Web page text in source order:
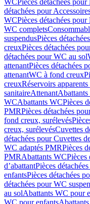
WCPièces détachées
détachées pour
WCPièces détachées
WC complets
suspendusPièces
creuxPièces détachées
détachées pour WC au sol
attenantPièces détachées
attenantWC à fond creux
creuxRéservoirs
sanitaireAttenant
WCAbattants WCPièces
PMRPièces détachées
fond creux, surélevés
creux, surélevésCuvettes
détachées pour Cuvettes
WC adaptés PMRPièces
PMRAbattants WCPièces
d’abattantPièces
enfantsPièces détachées
détachées pour WC
au solAbattants WC pour
WC pour enfants